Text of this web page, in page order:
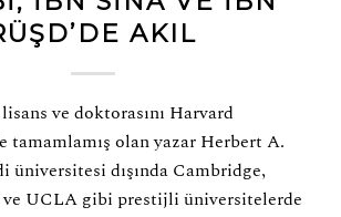
AKIL
ve doktorasını Harvard
tamamlamış olan yazar Herbert A.
üniversitesi dışında Cambridge,
ve UCLA gibi prestijli üniversitelerde